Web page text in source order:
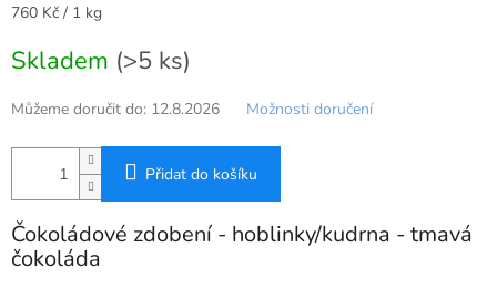
Měrná
760 Kč / 1 kg
Skladem (>5 ks)
Můžeme doručit do: 12.8.2026 Možnosti doručení
Přidat do košíku
Čokoládové zdobení - hoblinky/kudrna - tmavá
čokoláda